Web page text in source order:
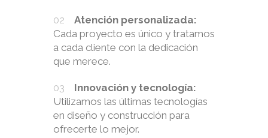
Atención personalizada:
Cada proyecto es único y tratamos
a cada cliente con la dedicación
que merece.
Innovación y tecnología:
Utilizamos las últimas tecnologías
en diseño y construcción para
ofrecerte lo mejor.